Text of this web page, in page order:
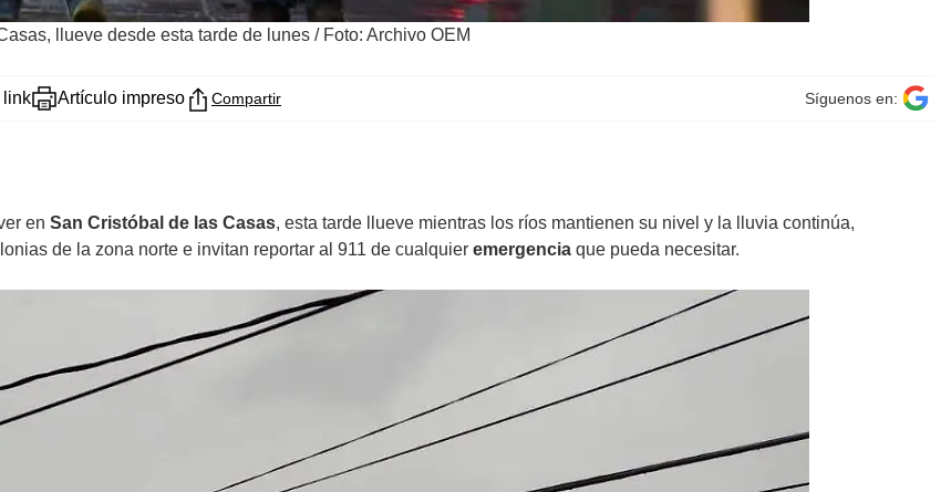
llueve desde esta tarde de lunes / Foto: Archivo OEM
link Artículo impreso Compartir Síguenos en:
en San Cristóbal de las Casas, esta tarde llueve mientras los ríos mantienen su nivel y la lluvia continúa,
de la zona norte e invitan reportar al 911 de cualquier emergencia que pueda necesitar.